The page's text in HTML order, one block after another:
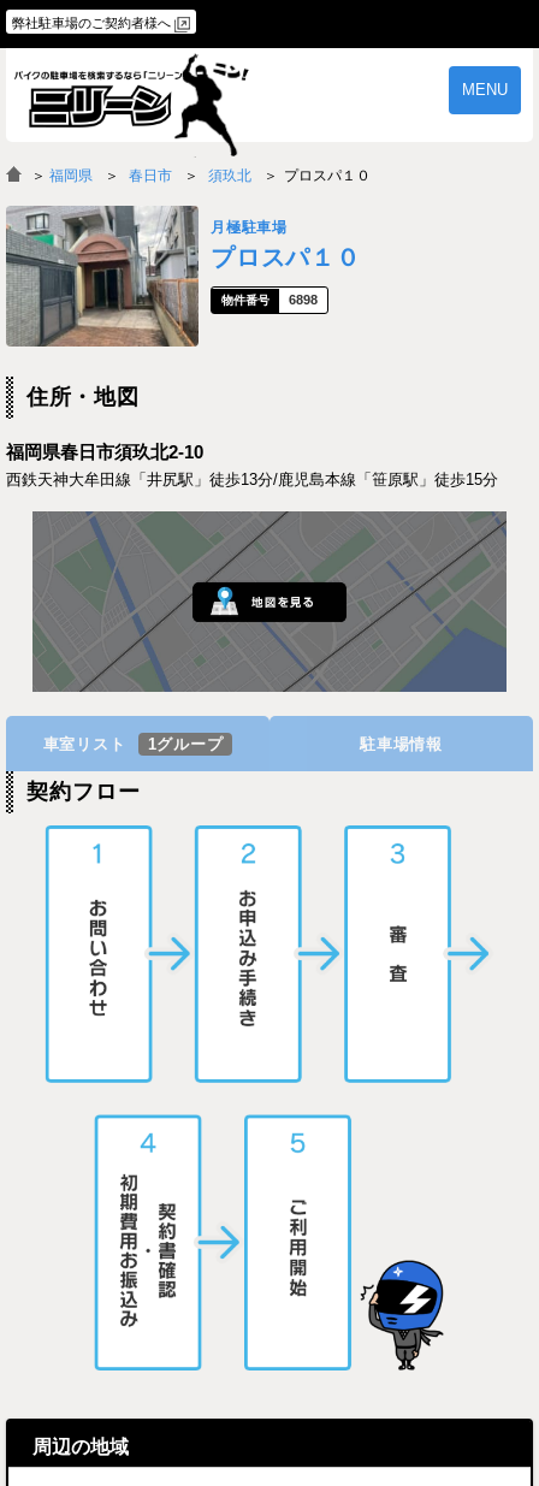
弊社駐車場のご契約者様へ
MENU
物件一覧
よくあるご質問
＞ 福岡県 春日市 須玖北 プロスパ１０
月極駐車場
プロスパ１０
6898
住所・地図
福岡県春日市須玖北2-10
西鉄天神大牟田線「井尻駅」徒歩13分/鹿児島本線「笹原駅」徒歩15分
車室リスト 1グループ 駐車場情報
契約フロー
周辺の地域